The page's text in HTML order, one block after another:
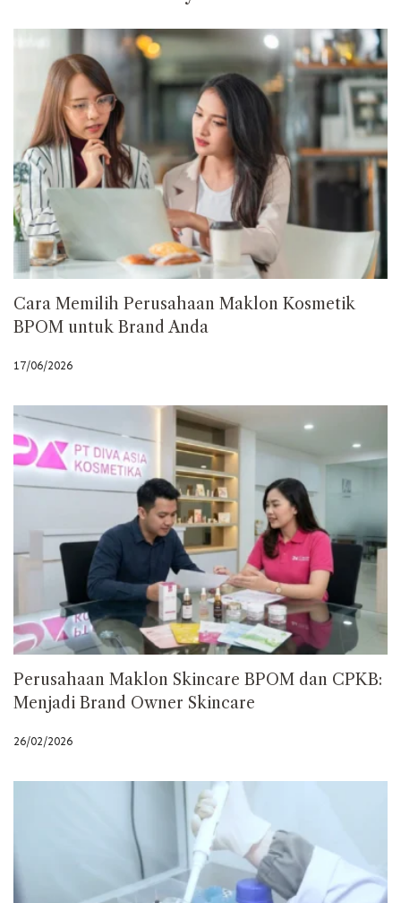
Cara Memilih Perusahaan Maklon Kosmetik
BPOM untuk Brand Anda
17/06/2026
Perusahaan Maklon Skincare BPOM dan CPKB:
Menjadi Brand Owner Skincare
26/02/2026